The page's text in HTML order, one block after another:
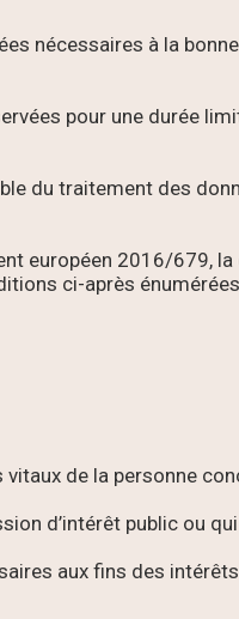
nécessaires à la
pour une durée
du traitement des
européen 2016/679,
ci-après
de la personne
d’intérêt public ou
aux fins des